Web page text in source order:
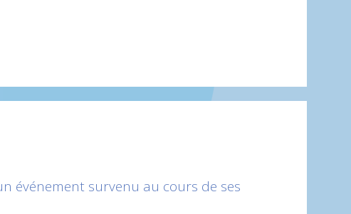
événement survenu au cours de ses